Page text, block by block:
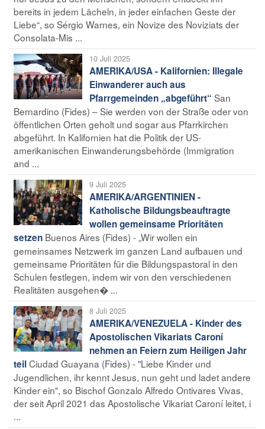
bereits in jedem Lächeln, in jeder einfachen Geste der
Liebe“, so Sérgio Warnes, ein Novize des Noviziats der
Consolata-Mis ...
10 Juli 2025
AMERIKA/USA - Kalifornien: Illegale
Einwanderer auch aus
Pfarrgemeinden „abgeführt“ San
Bernardino (Fides) – Sie werden von der Straße oder von
öffentlichen Orten geholt und sogar aus Pfarrkirchen
abgeführt. In Kalifornien hat die Politik der US-
amerikanischen Einwanderungsbehörde (Immigration
and ...
9 Juli 2025
AMERIKA/ARGENTINIEN -
Katholische Bildungsbeauftragte
wollen gemeinsame Prioritäten
setzen Buenos Aires (Fides) - „Wir wollen ein
gemeinsames Netzwerk im ganzen Land aufbauen und
gemeinsame Prioritäten für die Bildungspastoral in den
Schulen festlegen, indem wir von den verschiedenen
Realitäten ausgehen� ...
8 Juli 2025
AMERIKA/VENEZUELA - Kinder des
Apostolischen Vikariats Caroní
nehmen an Feiern zum Heiligen Jahr
teilCiudad Guayana (Fides) - "Liebe Kinder und
Jugendlichen, ihr kennt Jesus, nun geht und ladet andere
Kinder ein", so Bischof Gonzalo Alfredo Ontivares Vivas,
der seit April 2021 das Apostolische Vikariat Caroní leitet, i
...